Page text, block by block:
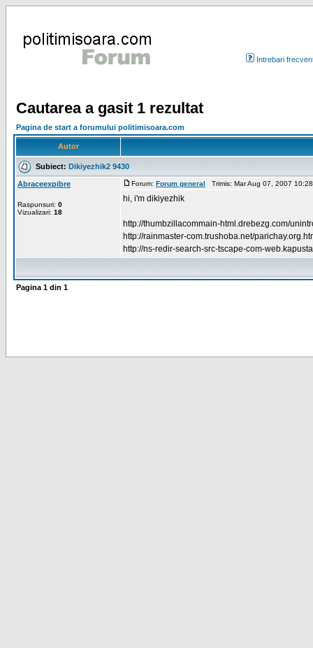
Intrebari
Cautarea a gasit 1 rezultat
Pagina de start a forumului politimisoara.com
Autor
Subiect: Dikiyezhik2 9430
Abraceexpibre
Raspunsuri: 0
Vizualizari: 18
Forum: Forum general Trimis: Mar Aug 07, 2007
hi, i'm dikiyezhik
http://thumbzillacommain-html.drebezg.com/
http://rainmaster-com.trushoba.net/
http://ns-redir-search-src-tscape-com-
Pagina 1 din 1